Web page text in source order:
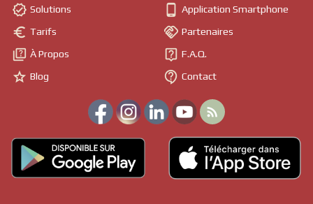
 Solutions
 Tarifs
 À Propos
 Blog
 Application Smartphone
 Partenaires
 F.A.Q.
 Contact
